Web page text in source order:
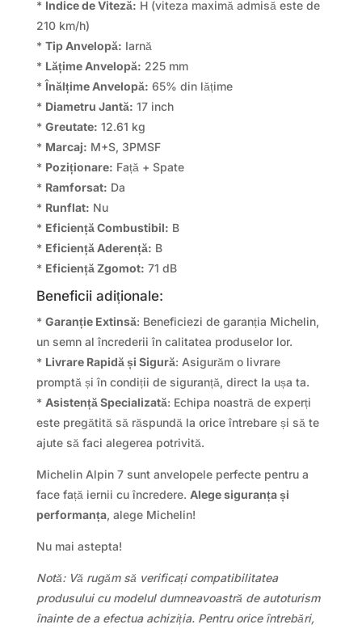
* Indice de Viteză: H (viteza maximă admisă este de
210 km/h)
* Tip Anvelopă: Iarnă
* Lățime Anvelopă: 225 mm
*Înălțime Anvelopă: 65% din lățime
* Diametru Jantă: 17 inch
* Greutate: 12.61 kg
* Marcaj: M+S, 3PMSF
* Poziționare: Față + Spate
* Ramforsat: Da
* Runflat: Nu
* Eficiență Combustibil: B
* Eficiență Aderență: B
* Eficiență Zgomot: 71 dB
Beneficii adiționale:
* Garanție Extinsă: Beneficiezi de garanția Michelin,
un semn al încrederii în calitatea produselor lor.
* Livrare Rapidă și Sigură: Asigurăm o livrare
promptă și în condiții de siguranță, direct la ușa ta.
* Asistență Specializată: Echipa noastră de experți
este pregătită să răspundă la orice întrebare și să te
ajute să faci alegerea potrivită.
Michelin Alpin 7 sunt anvelopele perfecte pentru a
face față iernii cu încredere. Alege siguranța și
performanța, alege Michelin!
Nu mai astepta!
Notă: Vă rugăm să verificați compatibilitatea
produsului cu modelul dumneavoastră de autoturism
înainte de a efectua achiziția. Pentru orice întrebări,